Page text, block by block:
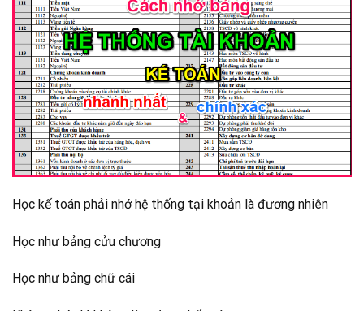
Học kế toán phải nhớ hệ thống tại khoản là đương nhiên
Học như bảng cửu chương
Học như bảng chữ cái